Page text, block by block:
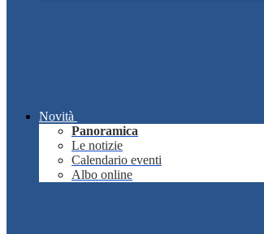
Novità
Panoramica
Le notizie
Calendario eventi
Albo online